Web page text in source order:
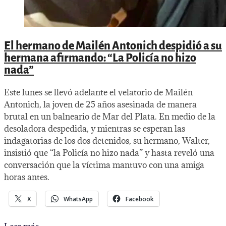
El hermano de Mailén Antonich despidió a su
hermana afirmando: “La Policía no hizo
nada”
Este lunes se llevó adelante el velatorio de Mailén
Antonich, la joven de 25 años asesinada de manera
brutal en un balneario de Mar del Plata. En medio de la
desoladora despedida, y mientras se esperan las
indagatorias de los dos detenidos, su hermano, Walter,
insistió que “la Policía no hizo nada” y hasta reveló una
conversación que la víctima mantuvo con una amiga
horas antes.
X WhatsApp Facebook